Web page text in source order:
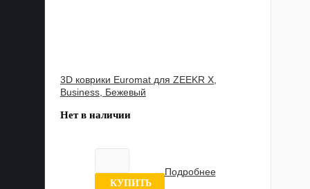
3D коврики Euromat для ZEEKR X,
Business, Бежевый
Нет в наличии
КУПИТЬ
Подробнее